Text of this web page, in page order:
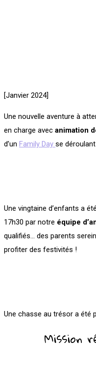
[Janvier 2024]
Une nouvelle aventure à
en charge avec animation
d’un Family Day se
Une vingtaine d’enfants a
17h30 par notre équipe
qualifiés… des parents
profiter des festivités !
Une chasse au trésor a été
Mission